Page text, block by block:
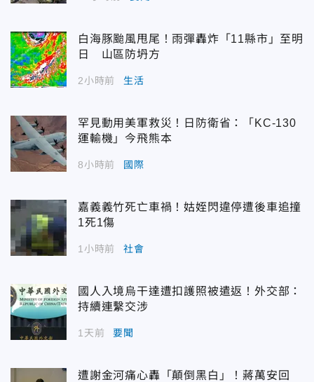
白海豚颱風甩尾！雨彈轟炸「11縣市」至明
日 山區防坍方
2小時前 生活
罕見動用美軍救災！日防衛省：「KC-130
運輸機」今飛熊本
8小時前 國際
嘉義義竹死亡車禍！姑姪閃違停遭後車追撞
1死1傷
1小時前 社會
國人入境烏干達遭扣護照被遣返！外交部：
持續連繫交涉
1天前 要聞
遭謝金河痛心轟「顛倒黑白」！蔣萬安回